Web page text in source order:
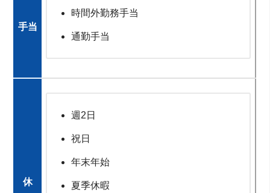
手当
時間外勤務手当
通勤手当
休
週2日
祝日
年末年始
夏季休暇